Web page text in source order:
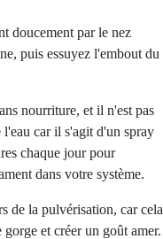
doucement par le nez
puis essuyez l'embout du
nourriture, et il n'est pas
l'eau car il s'agit d'un spray
chaque jour pour
dans votre système.
de la pulvérisation, car cela
et créer un goût amer.